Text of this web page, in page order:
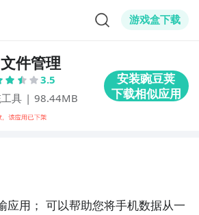
游戏盒下载
件管理
3.5
具 | 98.44MB
应用； 可以帮助您将手机数据从一